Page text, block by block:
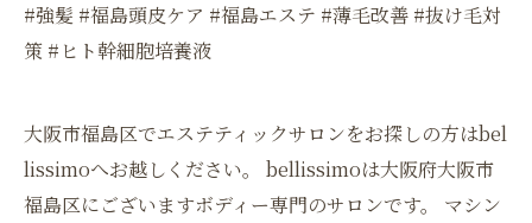
#強髪 #福島頭皮ケア #福島エステ #薄毛改善 #抜け毛対
策 #ヒト幹細胞培養液
大阪市福島区でエステティックサロンをお探しの方はbel
lissimoへお越しください。 bellissimoは大阪府大阪市
福島区にございますボディー専門のサロンです。 マシン